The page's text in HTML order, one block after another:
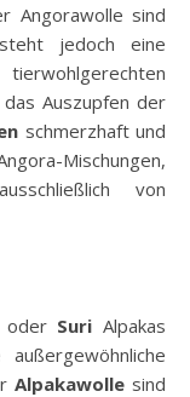
Angorawolle sind
jedoch eine
Auszupfen der
schmerzhaft und
Mischungen,
von
Suri Alpakas
Alpakawolle sind